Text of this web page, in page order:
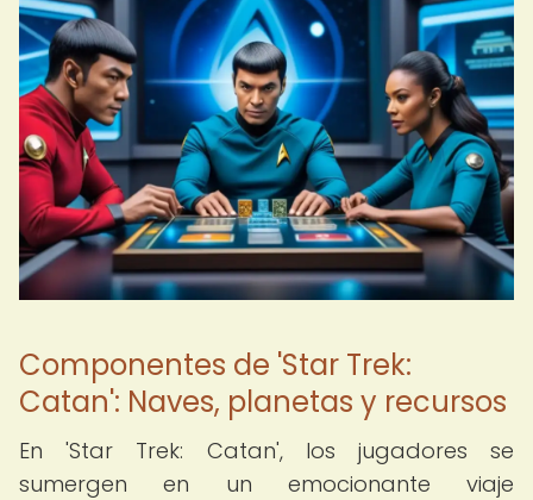
Componentes de 'Star Trek:
Catan': Naves, planetas y recursos
En 'Star Trek: Catan', los jugadores se
sumergen en un emocionante viaje